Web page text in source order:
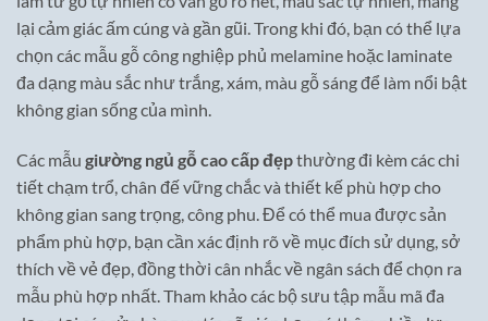
lại cảm giác ấm cúng và gần gũi. Trong khi đó, bạn có thể lựa
chọn các mẫu gỗ công nghiệp phủ melamine hoặc laminate
đa dạng màu sắc như trắng, xám, màu gỗ sáng để làm nổi bật
không gian sống của mình.
Các mẫu giường ngủ gỗ cao cấp đẹpthường đi kèm các chi
tiết chạm trổ, chân đế vững chắc và thiết kế phù hợp cho
không gian sang trọng, công phu. Để có thể mua được sản
phẩm phù hợp, bạn cần xác định rõ về mục đích sử dụng, sở
thích về vẻ đẹp, đồng thời cân nhắc về ngân sách để chọn ra
mẫu phù hợp nhất. Tham khảo các bộ sưu tập mẫu mã đa